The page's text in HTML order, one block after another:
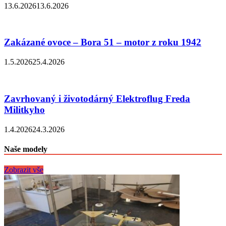
13.6.202613.6.2026
Zakázané ovoce – Bora 51 – motor z roku 1942
1.5.202625.4.2026
Zavrhovaný i životodárný Elektroflug Freda
Militkyho
1.4.202624.3.2026
Naše modely
Zobrazit vše